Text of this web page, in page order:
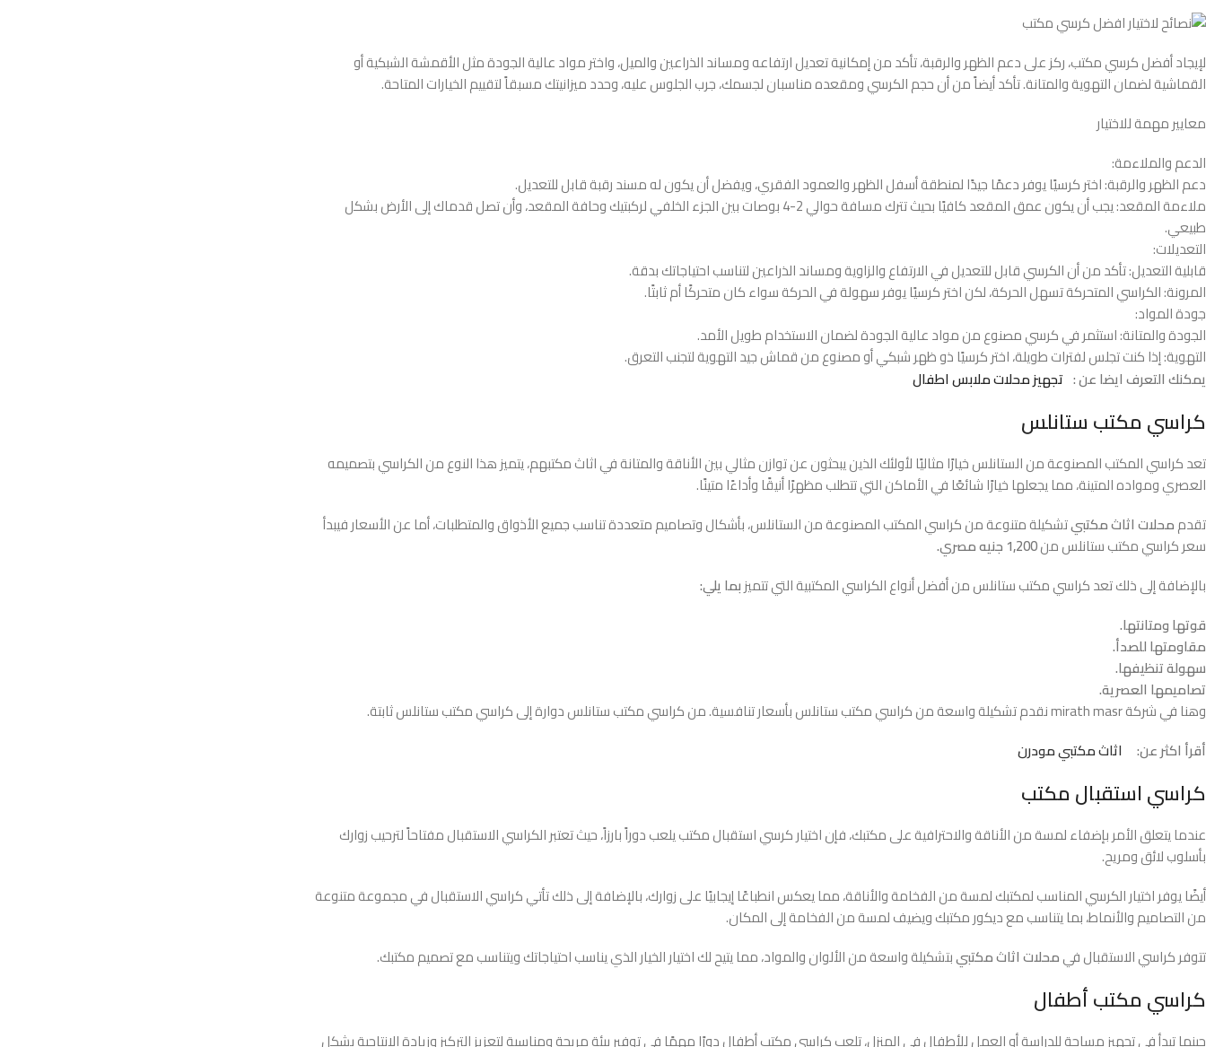
لإيجاد أفضل كرسي مكتب، ركز على دعم الظهر والرقبة، تأكد من إمكانية تعديل ارتفاعه ومساند الذراعين والميل، واختر مواد عالية الجودة مثل الأقمشة الشبكية أو
القماشية لضمان التهوية والمتانة. تأكد أيضاً من أن حجم الكرسي ومقعده مناسبان لجسمك، جرب الجلوس عليه، وحدد ميزانيتك مسبقاً لتقييم الخيارات المتاحة.
معايير مهمة للاختيار
الدعم والملاءمة:
دعم الظهر والرقبة: اختر كرسيًا يوفر دعمًا جيدًا لمنطقة أسفل الظهر والعمود الفقري، ويفضل أن يكون له مسند رقبة قابل للتعديل.
ملاءمة المقعد: يجب أن يكون عمق المقعد كافيًا بحيث تترك مسافة حوالي 2-4 بوصات بين الجزء الخلفي لركبتيك وحافة المقعد، وأن تصل قدماك إلى الأرض بشكل
طبيعي.
التعديلات:
قابلية التعديل: تأكد من أن الكرسي قابل للتعديل في الارتفاع والزاوية ومساند الذراعين لتناسب احتياجاتك بدقة.
المرونة: الكراسي المتحركة تسهل الحركة، لكن اختر كرسيًا يوفر سهولة في الحركة سواء كان متحركًا أم ثابتًا.
جودة المواد:
الجودة والمتانة: استثمر في كرسي مصنوع من مواد عالية الجودة لضمان الاستخدام طويل الأمد.
التهوية: إذا كنت تجلس لفترات طويلة، اختر كرسيًا ذو ظهر شبكي أو مصنوع من قماش جيد التهوية لتجنب التعرق.
يمكنك التعرف ايضا عن : تجهيز محلات ملابس اطفال
كراسي مكتب ستانلس
تعد كراسي المكتب المصنوعة من الستانلس خيارًا مثاليًا لأولئك الذين يبحثون عن توازن مثالي بين الأناقة والمتانة في اثاث مكتبهم، يتميز هذا النوع من الكراسي بتصميمه
العصري ومواده المتينة، مما يجعلها خيارًا شائعًا في الأماكن التي تتطلب مظهرًا أنيقًا وأداءًا متينًا.
تقدممحلات اثاث مكتبيتشكيلة متنوعة من كراسي المكتب المصنوعة من الستانلس، بأشكال وتصاميم متعددة تناسب جميع الأذواق والمتطلبات، أما عن الأسعار فيبدأ
سعر كراسي مكتب ستانلس من1,200 جنيه مصري.
بالإضافة إلى ذلك تعد كراسي مكتب ستانلس من أفضل أنواع الكراسي المكتبية التي تتميزبما يلي:
قوتها ومتانتها.
مقاومتها للصدأ.
سهولة تنظيفها.
تصاميمها العصرية.
وهنا في شركة mirath masr نقدم تشكيلة واسعة من كراسي مكتب ستانلس بأسعار تنافسية. من كراسي مكتب ستانلس دوارة إلى كراسي مكتب ستانلس ثابتة.
أقرأ اكثر عن:
اثاث مكتبي مودرن
كراسي استقبال مكتب
عندما يتعلق الأمر بإضفاء لمسة من الأناقة والاحترافية على مكتبك، فإن اختيار كرسي استقبال مكتب يلعب دوراً بارزاً، حيث تعتبر الكراسي الاستقبال مفتاحاً لترحيب زوارك
بأسلوب لائق ومريح.
أيضًا يوفر اختيار الكرسي المناسب لمكتبك لمسة من الفخامة والأناقة، مما يعكس انطباعًا إيجابيًا على زوارك، بالإضافة إلى ذلك تأتي كراسي الاستقبال في مجموعة متنوعة
من التصاميم والأنماط، بما يتناسب مع ديكور مكتبك ويضيف لمسة من الفخامة إلى المكان.
تتوفر كراسي الاستقبال فيمحلات اثاث مكتبيبتشكيلة واسعة من الألوان والمواد، مما يتيح لك اختيار الخيار الذي يناسب احتياجاتك ويتناسب مع تصميم مكتبك.
كراسي مكتب أطفال
حينما تبدأ في تجهيز مساحة للدراسة أو العمل للأطفال في المنزل، تلعب كراسي مكتب أطفال دورًا مهمًا في توفير بيئة مريحة ومناسبة لتعزيز التركيز وزيادة الإنتاجية بشكل